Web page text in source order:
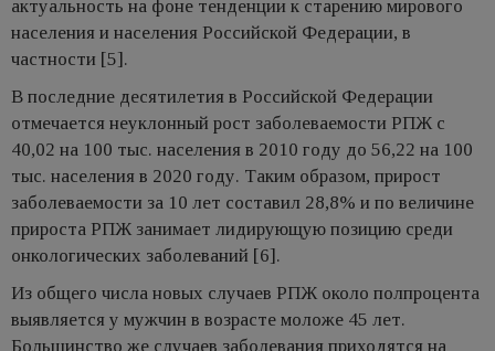
актуальность на фоне тенденции к старению мирового
населения и населения Российской Федерации, в
частности [5].
В последние десятилетия в Российской Федерации
отмечается неуклонный рост заболеваемости РПЖ с
40,02 на 100 тыс. населения в 2010 году до 56,22 на 100
тыс. населения в 2020 году. Таким образом, прирост
заболеваемости за 10 лет составил 28,8% и по величине
прироста РПЖ занимает лидирующую позицию среди
онкологических заболеваний [6].
Из общего числа новых случаев РПЖ около полпроцента
выявляется у мужчин в возрасте моложе 45 лет.
Большинство же случаев заболевания приходятся на